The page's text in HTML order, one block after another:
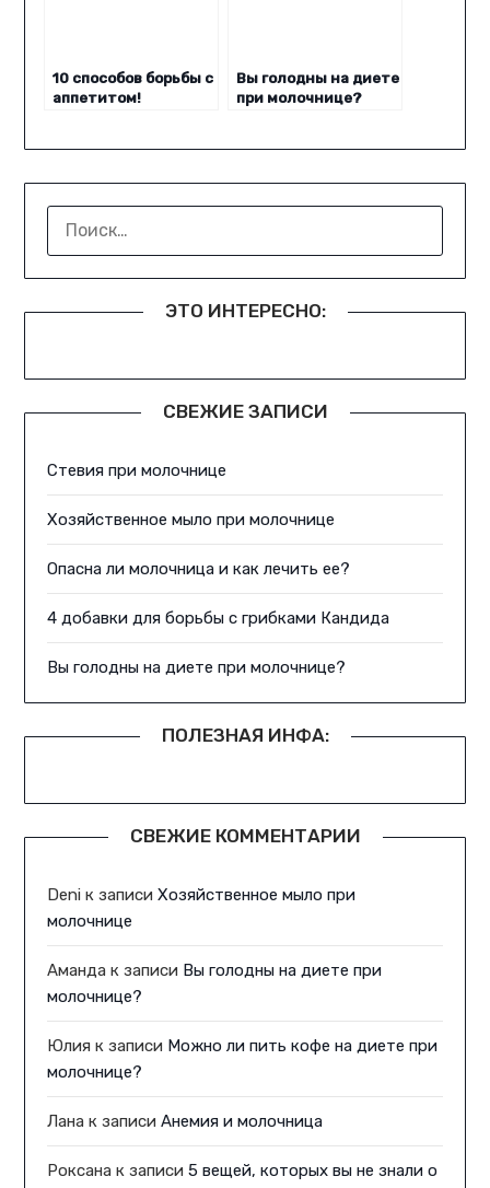
10 способов борьбы с
аппетитом!
Вы голодны на диете
при молочнице?
ЭТО ИНТЕРЕСНО:
СВЕЖИЕ ЗАПИСИ
Стевия при молочнице
Хозяйственное мыло при молочнице
Опасна ли молочница и как лечить ее?
4 добавки для борьбы с грибками Кандида
Вы голодны на диете при молочнице?
ПОЛЕЗНАЯ ИНФА:
СВЕЖИЕ КОММЕНТАРИИ
Deni к записиХозяйственное мыло при
молочнице
Аманда к записи Вы голодны на диете при
молочнице?
Юлия к записи Можно ли пить кофе на диете при
молочнице?
Лана к записиАнемия и молочница
Роксана к записи5 вещей, которых вы не знали о